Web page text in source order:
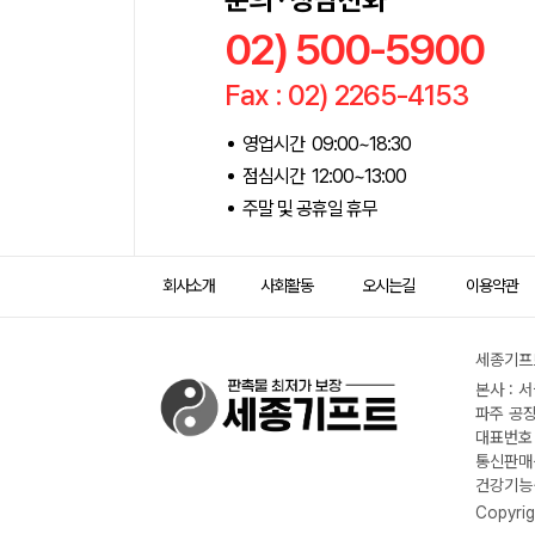
02) 500-5900
Fax : 02) 2265-4153
영업시간 09:00~18:30
점심시간 12:00~13:00
주말 및 공휴일 휴무
회사소개 사회활동 오시는길 이용약관
세종기
본사 :
파주 공
대표번
통신판
건강기